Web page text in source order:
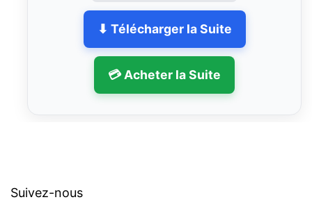
⬇ Télécharger la Suite
💳 Acheter la Suite
Suivez-nous